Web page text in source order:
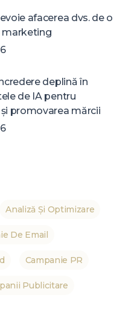
afacerea dvs. de o
marketing
deplină în
de IA pentru
promovarea mărcii
Analiză Și Optimizare
De Email
Campanie PR
Publicitare